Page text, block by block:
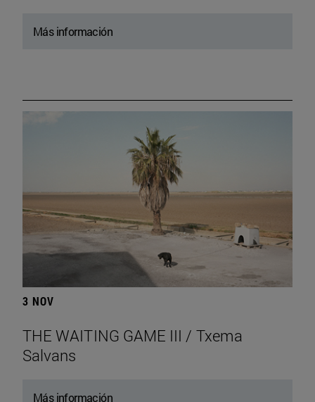
Más información
3 NOV
THE WAITING GAME III / Txema
Salvans
Más información